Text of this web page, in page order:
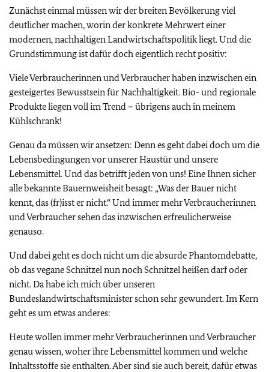
Zunächst einmal müssen wir der breiten Bevölkerung viel
deutlicher machen, worin der konkrete Mehrwert einer
modernen, nachhaltigen Landwirtschaftspolitik liegt. Und die
Grundstimmung ist dafür doch eigentlich recht positiv:
Viele Verbraucherinnen und Verbraucher haben inzwischen ein
gesteigertes Bewusstsein für Nachhaltigkeit. Bio- und regionale
Produkte liegen voll im Trend – übrigens auch in meinem
Kühlschrank!
Genau da müssen wir ansetzen: Denn es geht dabei doch um die
Lebensbedingungen vor unserer Haustür und unsere
Lebensmittel. Und das betrifft jeden von uns! Eine Ihnen sicher
alle bekannte Bauernweisheit besagt: „Was der Bauer nicht
kennt, das (fr)isst er nicht.“ Und immer mehr Verbraucherinnen
und Verbraucher sehen das inzwischen erfreulicherweise
genauso.
Und dabei geht es doch nicht um die absurde Phantomdebatte,
ob das vegane Schnitzel nun noch Schnitzel heißen darf oder
nicht. Da habe ich mich über unseren
Bundeslandwirtschaftsminister schon sehr gewundert. Im Kern
geht es um etwas anderes:
Heute wollen immer mehr Verbraucherinnen und Verbraucher
genau wissen, woher ihre Lebensmittel kommen und welche
Inhaltsstoffe sie enthalten. Aber sind sie auch bereit, dafür etwas